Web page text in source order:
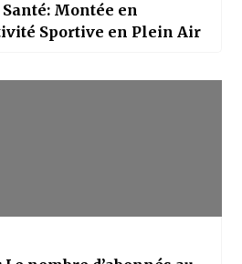
Montée en
Sportive en Plein Air